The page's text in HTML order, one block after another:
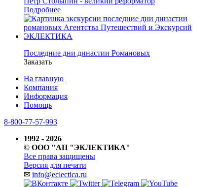
Подробнее
Последние дни династии Романовых
Заказать
На главную
Компания
Информация
Помощь
8-800-77-57-993
1992 - 2026
© ООО "АП "ЭКЛЕКТИКА"
Все права защищены
Версия для печати
✉ info@eclectica.ru